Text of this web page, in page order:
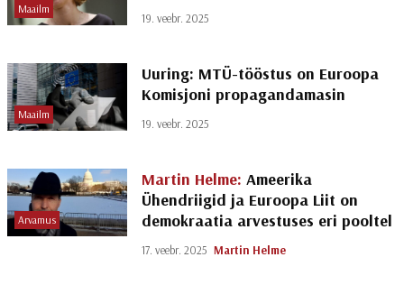
Maailm
19. veebr. 2025
Maailm
Uuring: MTÜ-tööstus on Euroopa
Komisjoni propagandamasin
19. veebr. 2025
Arvamus
Martin Helme: Ameerika
Ühendriigid ja Euroopa Liit on
demokraatia arvestuses eri pooltel
17. veebr. 2025 Martin Helme